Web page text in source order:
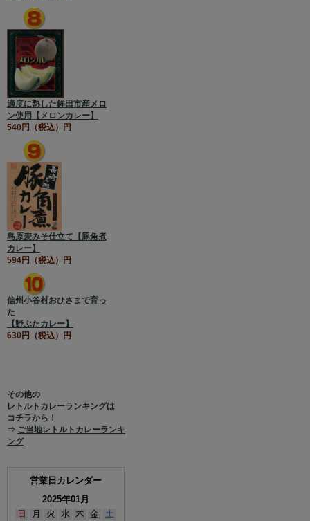
適度に熟した鉾田市産メロ
ン使用【メロンカレー】
540円（税込）円
島原麦みそ仕立て【豚角煮
カレー】
594円（税込）円
信州小谷村おひさまで育っ
た
【野ぶたカレー】
630円（税込）円
その他の
レトルトカレーランキングは
コチラから！
⇒ ご当地レトルトカレーランキ
ング
営業日カレンダー
2025年01月
日
月 火 水 木 金
土